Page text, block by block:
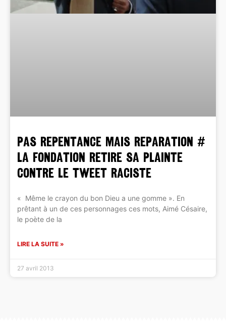
Pas Repentance mais REPARATION #
La Fondation retire sa plainte
contre le Tweet raciste
« Même le crayon du bon Dieu a une gomme ». En
prêtant à un de ces personnages ces mots, Aimé Césaire,
le poète de la
LIRE LA SUITE »
27 avril 2013